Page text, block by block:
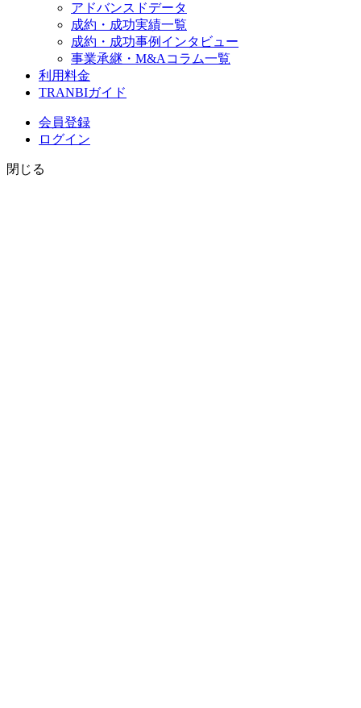
アドバンスドデータ
成約・成功実績一覧
成約・成功事例インタビュー
事業承継・M&Aコラム一覧
利用料金
TRANBIガイド
会員登録
ログイン
閉じる